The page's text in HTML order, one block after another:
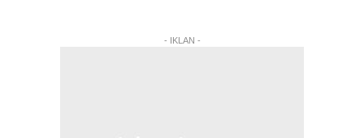
- IKLAN -